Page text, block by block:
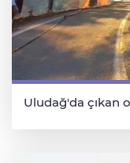
Uludağ'da çıkan